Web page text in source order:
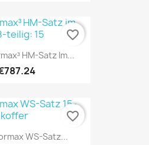
HM-Satz Im...
favorite_border
WS-Satz...
favorite_border